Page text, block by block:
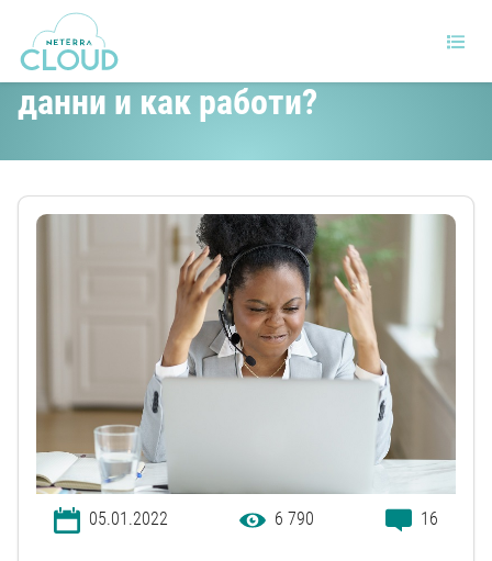
Какво е възстановяване на
данни и как работи?
05.01.2022 6 790 16